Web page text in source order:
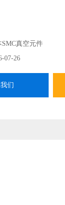
SMC真空元件
07-26
们